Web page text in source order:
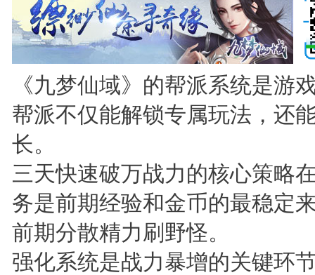
《九梦仙域》的帮派系统是游
帮派不仅能解锁专属玩法，还
长。
三天快速破万战力的核心策略
务是前期经验和金币的最稳定
前期分散精力刷野怪。
强化系统是战力暴增的关键环